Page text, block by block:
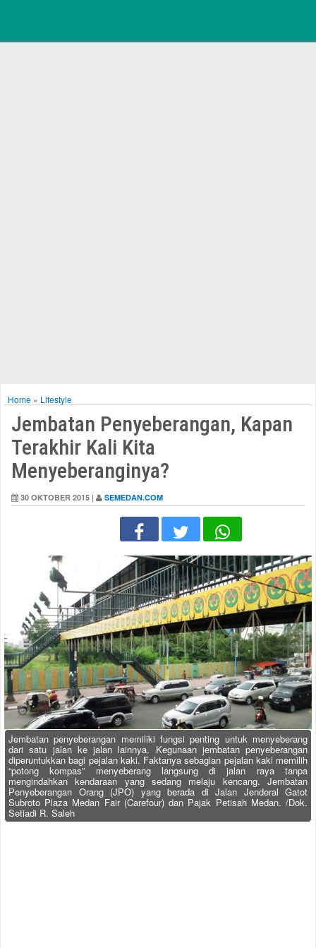
Home » Lifestyle
Jembatan Penyeberangan, Kapan
Terakhir Kali Kita
Menyeberanginya?
30 OKTOBER 2015 | SEMEDAN.COM
Jembatan penyeberangan memiliki fungsi penting untuk menyeberang
dari satu jalan ke jalan lainnya. Kegunaan jembatan penyeberangan
diperuntukkan bagi pejalan kaki. Faktanya sebagian pejalan kaki memilih
“potong kompas” menyeberang langsung di jalan raya tanpa
mengindahkan kendaraan yang sedang melaju kencang. Jembatan
Penyeberangan Orang (JPO) yang berada di Jalan Jenderal Gatot
Subroto Plaza Medan Fair (Carefour) dan Pajak Petisah Medan. /Dok.
Setiadi R. Saleh